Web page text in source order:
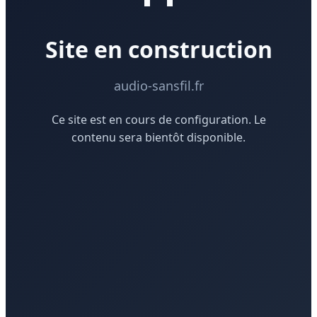
Site en construction
audio-sansfil.fr
Ce site est en cours de configuration. Le
contenu sera bientôt disponible.